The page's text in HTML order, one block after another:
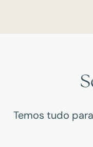
Temos tudo